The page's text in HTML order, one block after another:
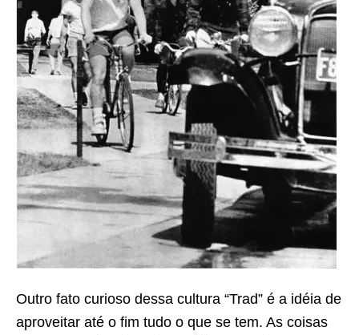
Outro fato curioso dessa cultura “Trad” é a idéia de
aproveitar até o fim tudo o que se tem. As coisas